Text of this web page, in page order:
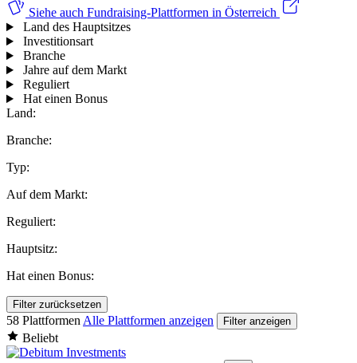
Siehe auch Fundraising-Plattformen in Österreich
Land des Hauptsitzes
Investitionsart
Branche
Jahre auf dem Markt
Reguliert
Hat einen Bonus
Land:
Branche:
Typ:
Auf dem Markt:
Reguliert:
Hauptsitz:
Hat einen Bonus:
Filter zurücksetzen
58 Plattformen Alle Plattformen anzeigen Filter anzeigen
Beliebt